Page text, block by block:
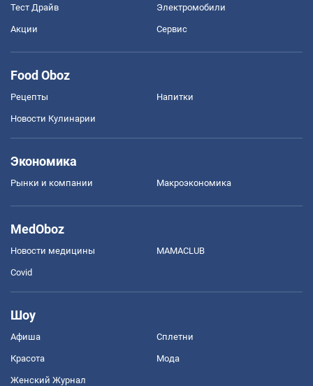
Тест Драйв Электромобили
Акции Сервис
Food Oboz
Рецепты Напитки
Новости Кулинарии
Экономика
Рынки и компании Mакроэкономика
MedOboz
Новости медицины MAMACLUB
Covid
Шоу
Афиша Сплетни
Красота Мода
Женский Журнал